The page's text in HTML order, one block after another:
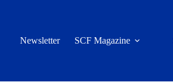
Newsletter SCF Magazine